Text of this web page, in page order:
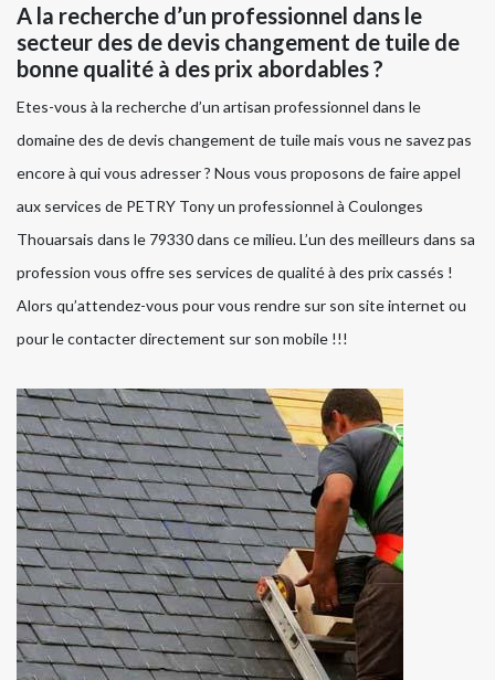
A la recherche d’un professionnel dans le
secteur des de devis changement de tuile de
bonne qualité à des prix abordables ?
Etes-vous à la recherche d’un artisan professionnel dans le
domaine des de devis changement de tuile mais vous ne savez pas
encore à qui vous adresser ? Nous vous proposons de faire appel
aux services de PETRY Tony un professionnel à Coulonges
Thouarsais dans le 79330 dans ce milieu. L’un des meilleurs dans sa
profession vous offre ses services de qualité à des prix cassés !
Alors qu’attendez-vous pour vous rendre sur son site internet ou
pour le contacter directement sur son mobile !!!